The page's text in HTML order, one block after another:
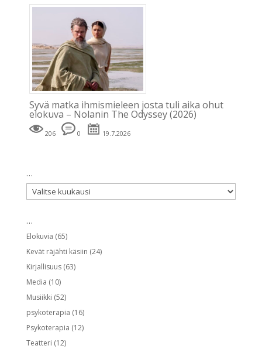
Syvä matka ihmismieleen josta tuli aika ohut
elokuva – Nolanin The Odyssey (2026)
206 0 19.7.2026
…
…
Elokuvia (65)
Kevät räjähti käsiin (24)
Kirjallisuus(63)
Media (10)
Musiikki (52)
psykoterapia (16)
Psykoterapia (12)
Teatteri (12)